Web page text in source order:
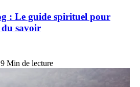
: Le guide spirituel pour
du savoir
9 Min de lecture